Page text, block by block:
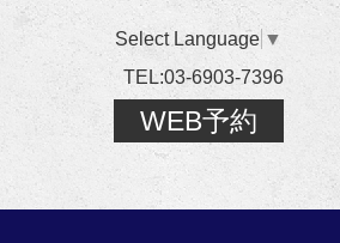
Select Language ▼
TEL:03-6903-7396
WEB予約